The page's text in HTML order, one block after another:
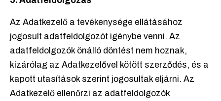
Az Adatkezelő a tevékenysége ellátásához
jogosult adatfeldolgozót igénybe venni. Az
adatfeldolgozók önálló döntést nem hoznak,
kizárólag az Adatkezelővel kötött szerződés, és a
kapott utasítások szerint jogosultak eljárni. Az
Adatkezelő ellenőrzi az adatfeldolgozók